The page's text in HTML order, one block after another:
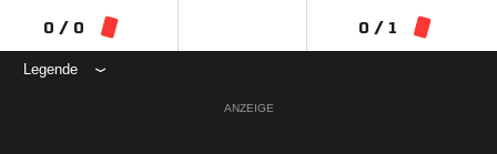
0 / 0 0 / 1
Legende
ANZEIGE